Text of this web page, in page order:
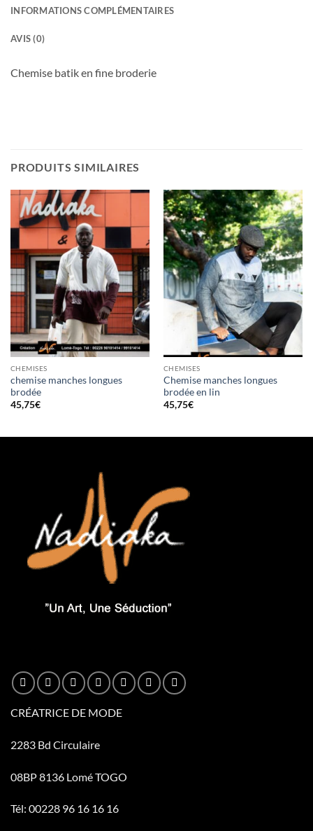
INFORMATIONS COMPLÉMENTAIRES
AVIS (0)
Chemise batik en fine broderie
PRODUITS SIMILAIRES
CHEMISES
chemise manches longues
brodée
45,75€
CHEMISES
Chemise manches longues
brodée en lin
45,75€
CRÉATRICE DE MODE
2283 Bd Circulaire
08BP 8136 Lomé TOGO
Tél: 00228 96 16 16 16